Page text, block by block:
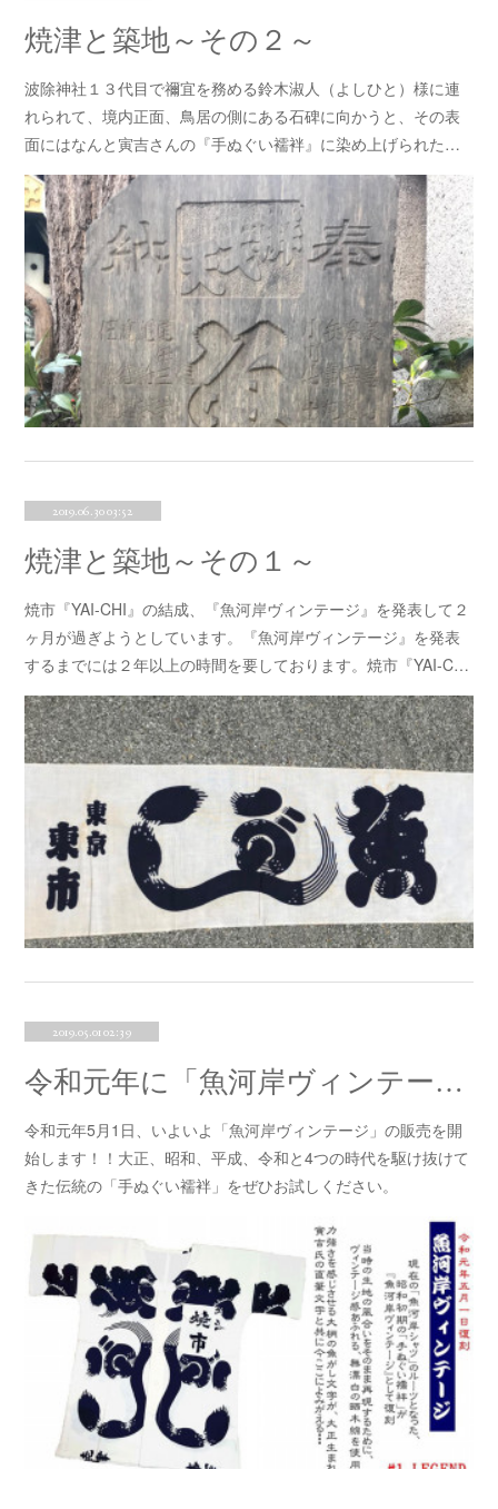
焼津と築地～その２～
波除神社１３代目で禰宜を務める鈴木淑人（よしひと）様に連
れられて、境内正面、鳥居の側にある石碑に向かうと、その表
面にはなんと寅吉さんの『手ぬぐい襦袢』に染め上げられた…
2019.06.30 03:52
焼津と築地～その１～
焼市『YAI-CHI』の結成、『魚河岸ヴィンテージ』を発表して２
ヶ月が過ぎようとしています。『魚河岸ヴィンテージ』を発表
するまでには２年以上の時間を要しております。焼市『YAI-C…
2019.05.01 02:39
令和元年に「魚河岸ヴィンテージ」発売開始！！
令和元年5月1日、いよいよ「魚河岸ヴィンテージ」の販売を開
始します！！大正、昭和、平成、令和と4つの時代を駆け抜けて
きた伝統の「手ぬぐい襦袢」をぜひお試しください。